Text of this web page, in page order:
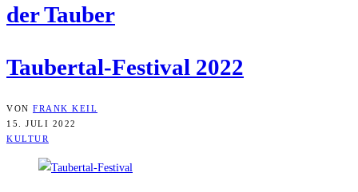
der Tauber
Tau­ber­tal-Fes­ti­val 2022
VON FRANK KEIL
15. JULI 2022
KULTUR